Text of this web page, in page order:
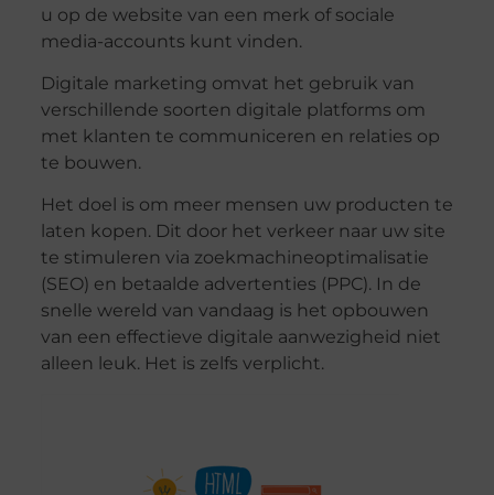
u op de website van een merk of sociale
media-accounts kunt vinden.
Digitale marketing omvat het gebruik van
verschillende soorten digitale platforms om
met klanten te communiceren en relaties op
te bouwen.
Het doel is om meer mensen uw producten te
laten kopen. Dit door het verkeer naar uw site
te stimuleren via zoekmachineoptimalisatie
(SEO) en betaalde advertenties (PPC). In de
snelle wereld van vandaag is het opbouwen
van een effectieve digitale aanwezigheid niet
alleen leuk. Het is zelfs verplicht.